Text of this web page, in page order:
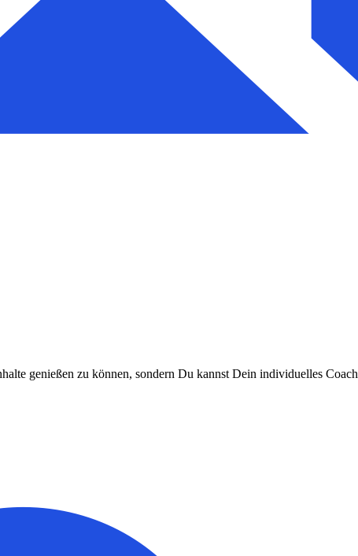
genießen zu können, sondern Du kannst Dein individuelles